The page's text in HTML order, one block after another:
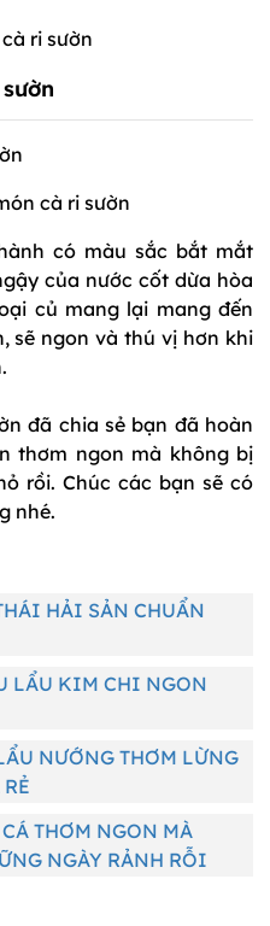
ri sườn
cà ri sườn
có màu sắc bắt mắt
của nước cốt dừa hòa
củ mang lại mang đến
sẽ ngon và thú vị hơn khi
đã chia sẻ bạn đã hoàn
thơm ngon mà không bị
rồi. Chúc các bạn sẽ có
nhé.
HẢI SẢN CHUẨN
LẨU KIM CHI NGON
NƯỚNG THƠM LỪNG
THƠM NGON MÀ
NGÀY RẢNH RỖI